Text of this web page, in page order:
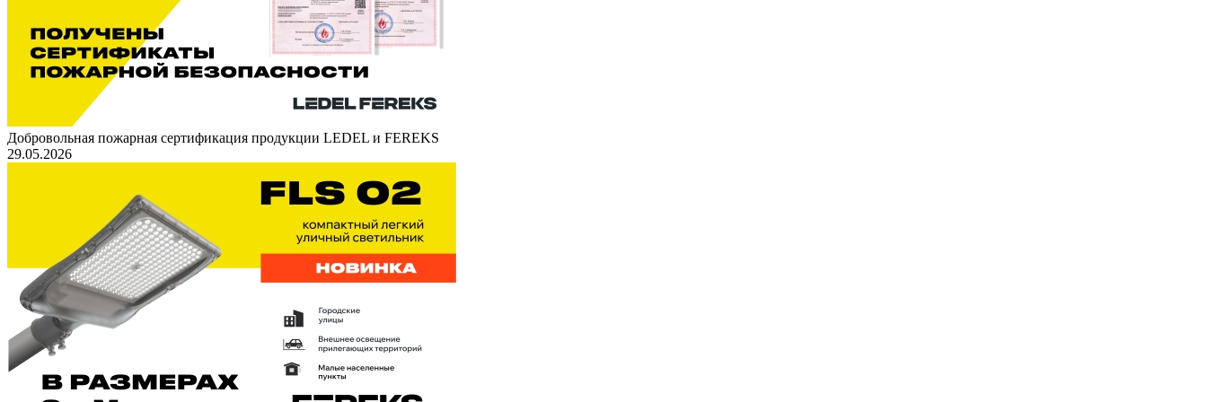
Добровольная пожарная сертификация продукции LEDEL и FEREKS
29.05.2026